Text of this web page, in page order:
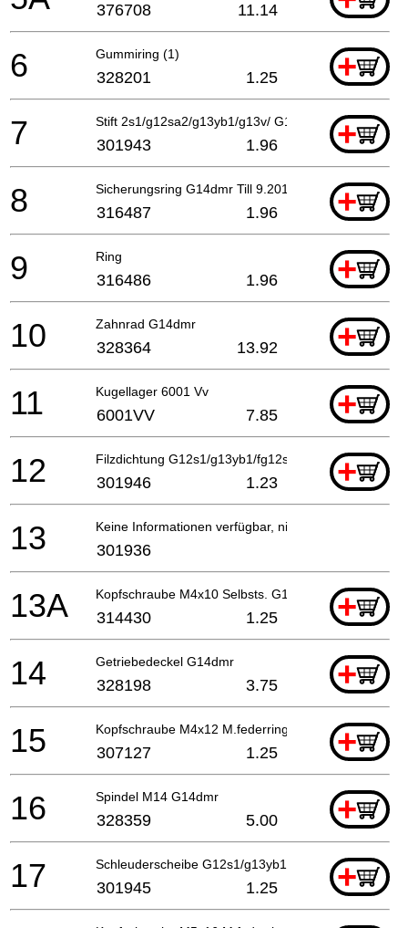
376708 11.14
Gummiring (1) +
6 328201 1.25
Stift 2s1/g12sa2/g13yb1/g13v/ G13yd/g13sb2/g15yc/
+
7 301943 1.96
Sicherungsring G14dmr Till 9.2012 +
8 316487 1.96
Ring +
9 316486 1.96
Zahnrad G14dmr +
10 328364 13.92
Kugellager 6001 Vv +
11 6001VV 7.85
Filzdichtung G12s1/g13yb1/fg12sa2 G13v/g13yd
+
12 301946 1.23
Keine Informationen verfügbar, nicht bestellbar
13 301936
Kopfschraube M4x10 Selbsts. G12sr +
13A 314430 1.25
Getriebedeckel G14dmr +
14 328198 3.75
Kopfschraube M4x12 M.federring Selbstsichernd
+
15 307127 1.25
Spindel M14 G14dmr +
16 328359 5.00
Schleuderscheibe G12s1/g13yb1 G13v/g13yd
+
17 301945 1.25